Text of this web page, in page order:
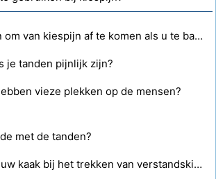
Wat kunt u doen om van kiespijn af te komen als u te bang bent om naar de tandarts te gaan of erover huilt?
je tanden pijnlijk zijn?
vieze plekken op de mensen?
met de tanden?
Ontwrichten ze uw kaak bij het trekken van verstandskiezen?